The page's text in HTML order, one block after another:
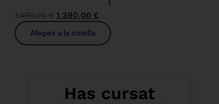
1.490,00€ 1.390,00 €
Afegeix a la cistella
Has cursat